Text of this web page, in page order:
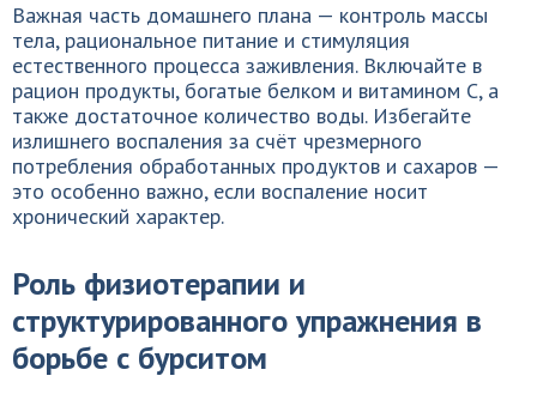
Важная часть домашнего плана — контроль массы
тела, рациональное питание и стимуляция
естественного процесса заживления. Включайте в
рацион продукты, богатые белком и витамином C, а
также достаточное количество воды. Избегайте
излишнего воспаления за счёт чрезмерного
потребления обработанных продуктов и сахаров —
это особенно важно, если воспаление носит
хронический характер.
Роль физиотерапии и
структурированного упражнения в
борьбе с бурситом